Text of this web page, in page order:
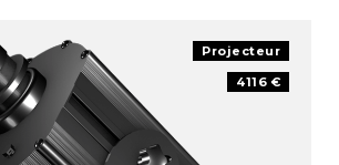
Projecteur
4116 €